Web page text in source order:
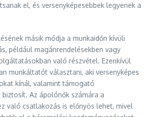
el, és versenyképesebbek legyenek a
másik módja a munkaidőn kívüli
például magánrendelésekben vagy
való részvétel. Ezenkívül
munkáltatót választani, aki versenyképes
kínál, valamint támogató
Az ápolónők számára a
való csatlakozás is előnyös lehet, mivel